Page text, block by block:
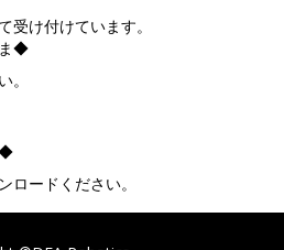
受け付けています。
◆
。
◆
ロードください。